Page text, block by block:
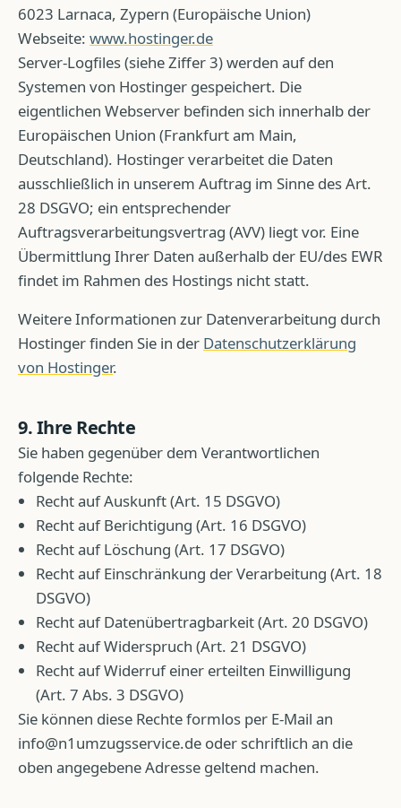
6023 Larnaca, Zypern (Europäische Union)
Webseite: www.hostinger.de
Server-Logfiles (siehe Ziffer 3) werden auf den
Systemen von Hostinger gespeichert. Die
eigentlichen Webserver befinden sich innerhalb der
Europäischen Union (Frankfurt am Main,
Deutschland). Hostinger verarbeitet die Daten
ausschließlich in unserem Auftrag im Sinne des Art.
28 DSGVO; ein entsprechender
Auftragsverarbeitungsvertrag (AVV) liegt vor. Eine
Übermittlung Ihrer Daten außerhalb der EU/des EWR
findet im Rahmen des Hostings nicht statt.
Weitere Informationen zur Datenverarbeitung durch
Hostinger finden Sie in der Datenschutzerklärung
von Hostinger.
9. Ihre Rechte
Sie haben gegenüber dem Verantwortlichen
folgende Rechte:
Recht auf Auskunft (Art. 15 DSGVO)
Recht auf Berichtigung (Art. 16 DSGVO)
Recht auf Löschung (Art. 17 DSGVO)
Recht auf Einschränkung der Verarbeitung (Art. 18
DSGVO)
Recht auf Datenübertragbarkeit (Art. 20 DSGVO)
Recht auf Widerspruch (Art. 21 DSGVO)
Recht auf Widerruf einer erteilten Einwilligung
(Art. 7 Abs. 3 DSGVO)
Sie können diese Rechte formlos per E-Mail an
info@n1umzugsservice.de oder schriftlich an die
oben angegebene Adresse geltend machen.